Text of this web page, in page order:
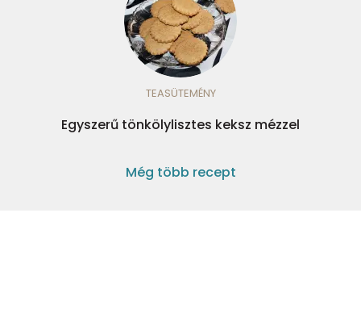
TEASÜTEMÉNY
Egyszerű tönkölylisztes keksz mézzel
Még több recept